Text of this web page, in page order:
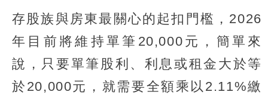
存股族與房東最關心的起扣門檻，2026
年目前將維持單筆20,000元，簡單來
說，只要單筆股利、利息或租金大於等
於20,000元，就需要全額乘以2.11%繳